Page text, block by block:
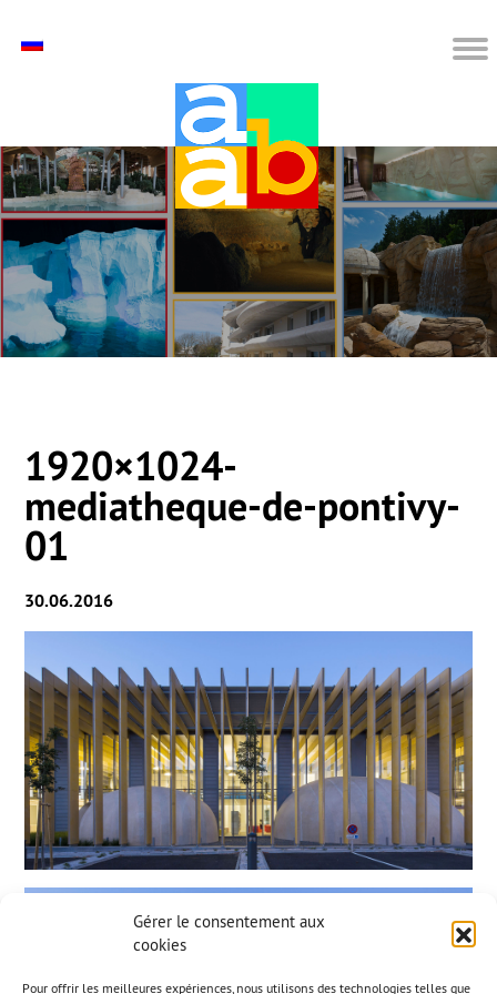
Gérer le consentement aux
cookies
Pour offrir les meilleures expériences, nous utilisons des technologies telles que
1920×1024-
mediatheque-de-pontivy-
01
30.06.2016